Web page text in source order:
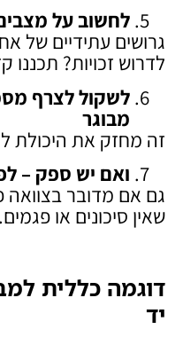
לחשוב על
גרושים עתידיים של
לדרוש זכויות? תכננו
לשקול לצרף
מבוגר
זה מחזק את היכולת
ואם יש ספק –
גם אם מדובר בצוואה
שאין סיכונים או פגמים.
דוגמה כללית
יד